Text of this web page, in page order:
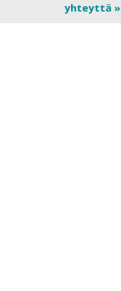
yhteyttä »